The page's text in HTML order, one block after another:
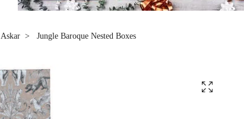
Askar Jungle Baroque Nested Boxes